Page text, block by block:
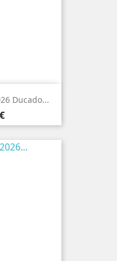
Ducado...